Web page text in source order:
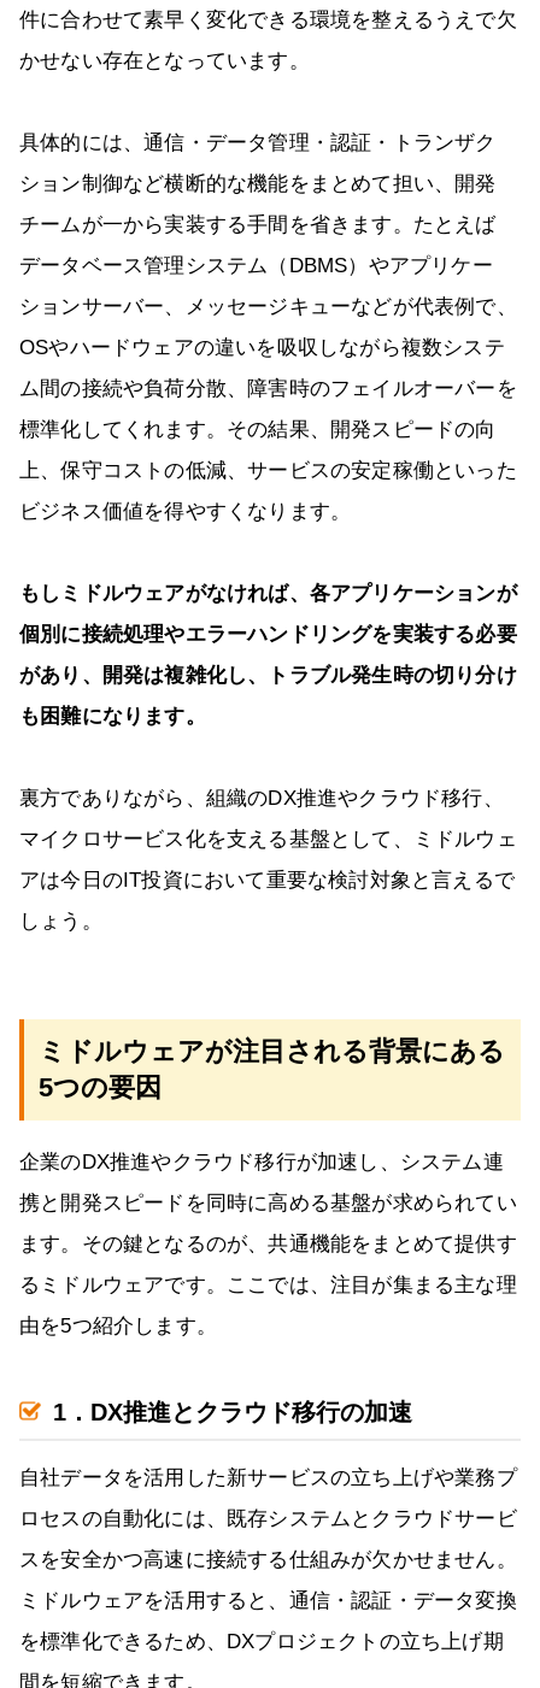
件に合わせて素早く変化できる環境を整えるうえで欠
かせない存在となっています。
具体的には、通信・データ管理・認証・トランザク
ション制御など横断的な機能をまとめて担い、開発
チームが一から実装する手間を省きます。たとえば
データベース管理システム（DBMS）やアプリケー
ションサーバー、メッセージキューなどが代表例で、
OSやハードウェアの違いを吸収しながら複数システ
ム間の接続や負荷分散、障害時のフェイルオーバーを
標準化してくれます。その結果、開発スピードの向
上、保守コストの低減、サービスの安定稼働といった
ビジネス価値を得やすくなります。
もしミドルウェアがなければ、各アプリケーションが
個別に接続処理やエラーハンドリングを実装する必要
があり、開発は複雑化し、トラブル発生時の切り分け
も困難になります。
裏方でありながら、組織のDX推進やクラウド移行、
マイクロサービス化を支える基盤として、ミドルウェ
アは今日のIT投資において重要な検討対象と言えるで
しょう。
ミドルウェアが注目される背景にある
5つの要因
企業のDX推進やクラウド移行が加速し、システム連
携と開発スピードを同時に高める基盤が求められてい
ます。その鍵となるのが、共通機能をまとめて提供す
るミドルウェアです。ここでは、注目が集まる主な理
由を5つ紹介します。
1．DX推進とクラウド移行の加速
自社データを活用した新サービスの立ち上げや業務プ
ロセスの自動化には、既存システムとクラウドサービ
スを安全かつ高速に接続する仕組みが欠かせません。
ミドルウェアを活用すると、通信・認証・データ変換
を標準化できるため、DXプロジェクトの立ち上げ期
間を短縮できます。